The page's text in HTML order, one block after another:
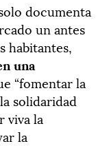
documenta
un antes
habitantes,
una
“fomentar la
solidaridad
viva la
la